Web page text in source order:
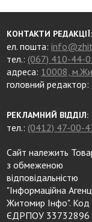
КОНТАКТИ РЕДАКЦІЇ:
ел. пошта:
тел.: (067) 410-44-
адреса: 10008,
головний редактор:
РЕКЛАМНИЙ ВІДДІЛ:
тел.: (0412) 47-00-
Сайт належить
з обмеженою
відповідальністю
"Інформаційна
Житомир Інфо". Код
ЄДРПОУ 33732896